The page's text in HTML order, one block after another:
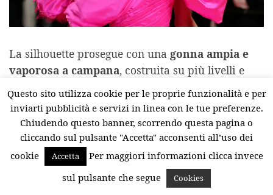
La silhouette prosegue con una gonna ampia e
vaporosa a campana, costruita su più livelli e
arricchita da inserti in tulle sfrangiato che
spezzano la regolarità della forma. Questo
dettaglio aggiunge movimento e una texture
volutamente irregolare, che rende il look ancora
più contemporaneo e meno prevedibile.
Il risultato è un’estetica pienamente
Questo sito utilizza cookie per le proprie funzionalità e per
inviarti pubblicità e servizi in linea con le tue preferenze.
Chiudendo questo banner, scorrendo questa pagina o
cliccando sul pulsante "Accetta" acconsenti all’uso dei
cookie
Accetta
Per maggiori informazioni clicca invece
sul pulsante che segue
Cookies